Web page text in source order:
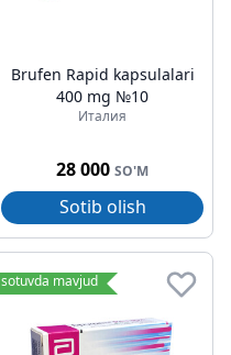
Brufen Rapid kapsulalari
400 mg №10
Италия
28 000 SO'M
Sotib olish
sotuvda mavjud